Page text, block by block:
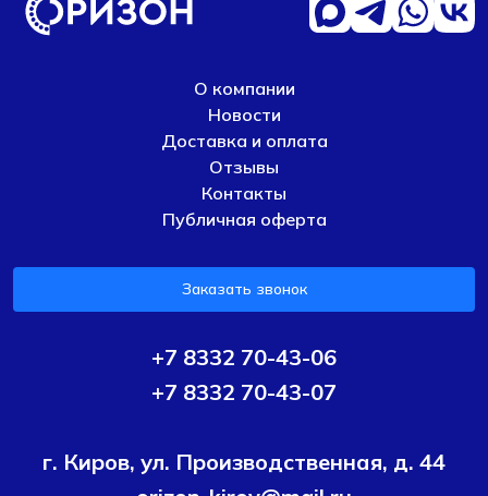
О компании
Новости
Доставка и оплата
Отзывы
Контакты
Публичная оферта
Заказать звонок
+7 8332 70-43-06
+7 8332 70-43-07
г. Киров, ул. Производственная, д. 44